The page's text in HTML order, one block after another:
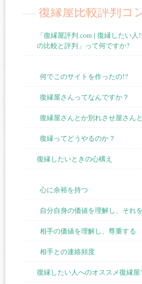
復縁屋比較評判コ
「復縁屋評判.com | 復縁したい
の比較と評判」って何ですか?
何でこのサイトを作ったの!?
復縁屋さんってなんですか？
復縁屋さんとか別れさせ屋さん
復縁ってどうやるのか？
復縁したいときの心構え
心に余裕を持つ
自分自身の価値を理解し、それ
相手の価値を理解し、尊重する
相手との連絡頻度
復縁したい人へのオススメ復縁屋